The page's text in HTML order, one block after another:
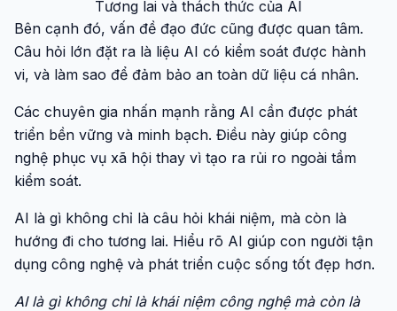
Tương lai và thách thức của AI
Bên cạnh đó, vấn đề đạo đức cũng được quan tâm.
Câu hỏi lớn đặt ra là liệu AI có kiểm soát được hành
vi, và làm sao để đảm bảo an toàn dữ liệu cá nhân.
Các chuyên gia nhấn mạnh rằng AI cần được phát
triển bền vững và minh bạch. Điều này giúp công
nghệ phục vụ xã hội thay vì tạo ra rủi ro ngoài tầm
kiểm soát.
AI là gì không chỉ là câu hỏi khái niệm, mà còn là
hướng đi cho tương lai. Hiểu rõ AI giúp con người tận
dụng công nghệ và phát triển cuộc sống tốt đẹp hơn.
AI là gì không chỉ là khái niệm công nghệ mà còn là